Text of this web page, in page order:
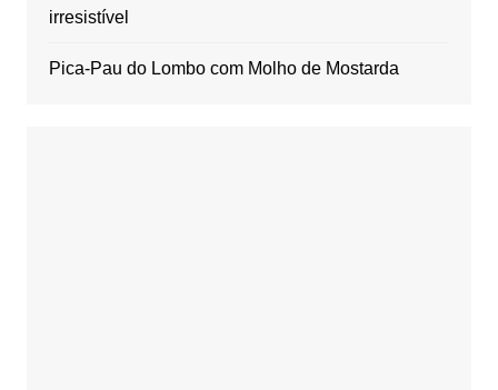
irresistível
Pica-Pau do Lombo com Molho de Mostarda